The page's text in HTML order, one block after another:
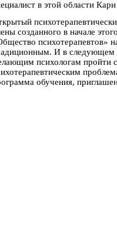
в этой области
созданного в начале
психотерапевтов»
И в следующем
психологам пройти
обучения,